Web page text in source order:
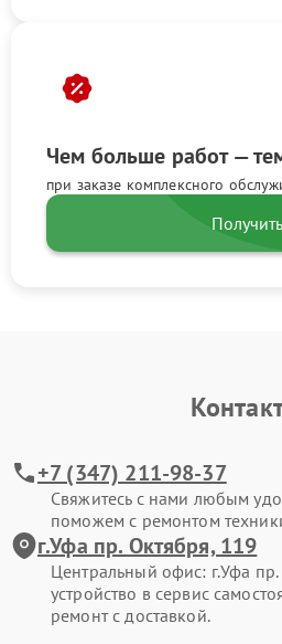
Чем больше работ —
при заказе комплексного
Получить
+7 (347) 211-98-37
Свяжитесь с нами любым
поможем с ремонтом
г.Уфа пр. Октября, 119
Центральный офис: г.Уфа
устройство в сервис
ремонт с доставкой.